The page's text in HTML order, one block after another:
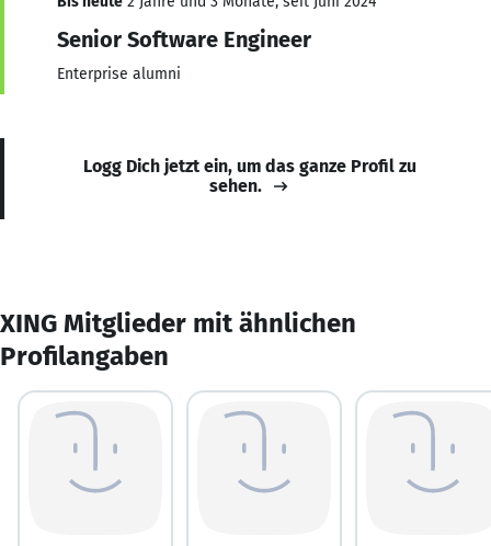
Senior Software Engineer
Enterprise alumni
Logg Dich jetzt ein, um das ganze Profil zu
sehen.
XING Mitglieder mit ähnlichen
Profilangaben